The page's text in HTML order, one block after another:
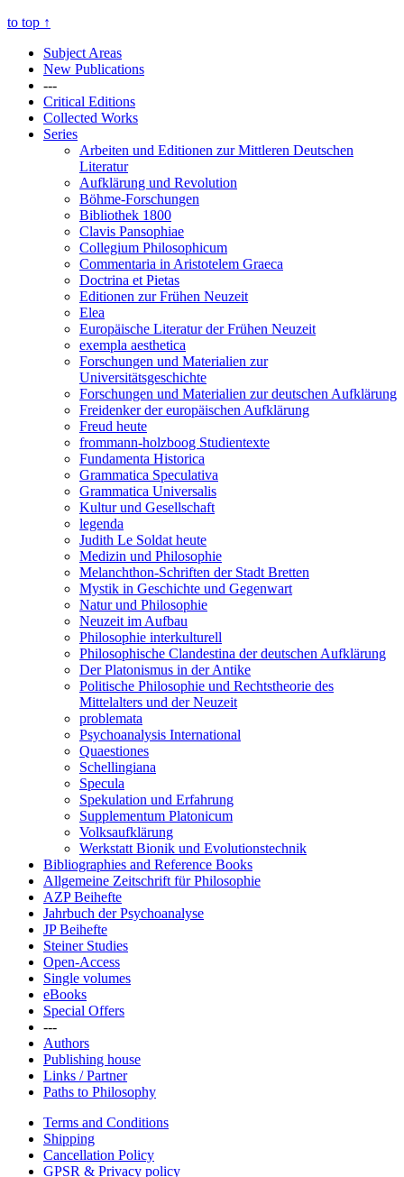
to top ↑
Subject Areas
New Publications
---
Critical Editions
Collected Works
Series
Arbeiten und Editionen zur Mittleren Deutschen
Literatur
Aufklärung und Revolution
Böhme-Forschungen
Bibliothek 1800
Clavis Pansophiae
Collegium Philosophicum
Commentaria in Aristotelem Graeca
Doctrina et Pietas
Editionen zur Frühen Neuzeit
Elea
Europäische Literatur der Frühen Neuzeit
exempla aesthetica
Forschungen und Materialien zur
Universitätsgeschichte
Forschungen und Materialien zur deutschen Aufklärung
Freidenker der europäischen Aufklärung
Freud heute
frommann-holzboog Studientexte
Fundamenta Historica
Grammatica Speculativa
Grammatica Universalis
Kultur und Gesellschaft
legenda
Judith Le Soldat heute
Medizin und Philosophie
Melanchthon-Schriften der Stadt Bretten
Mystik in Geschichte und Gegenwart
Natur und Philosophie
Neuzeit im Aufbau
Philosophie interkulturell
Philosophische Clandestina der deutschen Aufklärung
Der Platonismus in der Antike
Politische Philosophie und Rechtstheorie des
Mittelalters und der Neuzeit
problemata
Psychoanalysis International
Quaestiones
Schellingiana
Specula
Spekulation und Erfahrung
Supplementum Platonicum
Volksaufklärung
Werkstatt Bionik und Evolutionstechnik
Bibliographies and Reference Books
Allgemeine Zeitschrift für Philosophie
AZP Beihefte
Jahrbuch der Psychoanalyse
JP Beihefte
Steiner Studies
Open-Access
Single volumes
eBooks
Special Offers
---
Authors
Publishing house
Links / Partner
Paths to Philosophy
Terms and Conditions
Shipping
Cancellation Policy
GPSR & Privacy policy